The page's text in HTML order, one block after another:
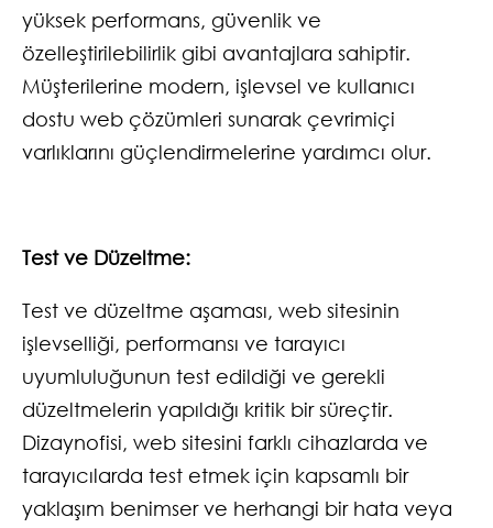
yüksek performans, güvenlik ve
özelleştirilebilirlik gibi avantajlara sahiptir.
Müşterilerine modern, işlevsel ve kullanıcı
dostu web çözümleri sunarak çevrimiçi
varlıklarını güçlendirmelerine yardımcı olur.
Test ve Düzeltme:
Test ve düzeltme aşaması, web sitesinin
işlevselliği, performansı ve tarayıcı
uyumluluğunun test edildiği ve gerekli
düzeltmelerin yapıldığı kritik bir süreçtir.
Dizaynofisi, web sitesini farklı cihazlarda ve
tarayıcılarda test etmek için kapsamlı bir
yaklaşım benimser ve herhangi bir hata veya